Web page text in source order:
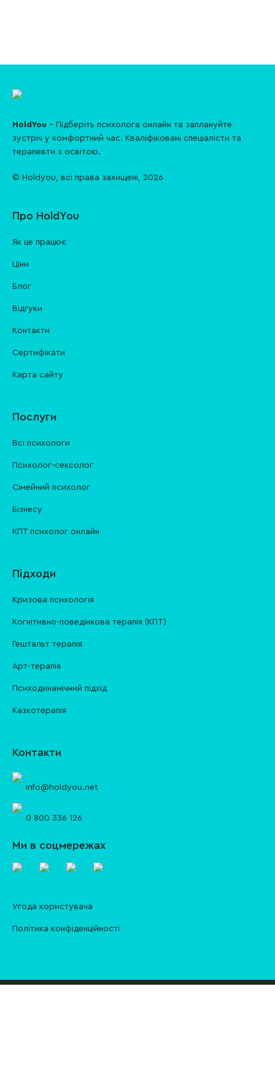
HoldYou - Підберіть психолога онлайн та заплануйте
зуcтріч у комфортний час. Кваліфіковані спеціалісти та
терапевти з освітою.
© Holdyou, всі права захищені, 2026
Про HoldYou
Як це працює
Ціни
Блог
Відгуки
Контакти
Cертифікати
Карта сайту
Послуги
Всі психологи
Психолог-сексолог
Сімейний психолог
Бізнесу
КПТ психолог онлайн
Підходи
Кризова психологія
Когнітивно-поведінкова терапія (КПТ)
Гештальт терапія
Арт-терапія
Психодинамічний підхід
Казкотерапія
Контакти
info@holdyou.net
0 800 336 126
Ми в соцмережах
Угода користувача
Політика конфіденційності